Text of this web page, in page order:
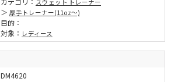
スウェット トレーナー
厚手トレーナー(11oz～)
目的：
対象： レディース
DM4620